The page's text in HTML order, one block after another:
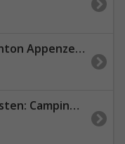
Innerrhoden, Schweiz
Eischen